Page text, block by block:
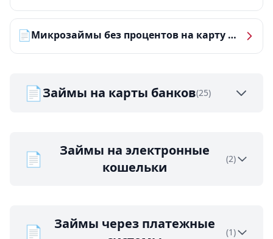
📄 Микрозаймы без процентов на карту — ТОП-10 за 2026 год
📄Займы на карты банков(25)
📄
Займы на электронные
кошельки
(2)
📄
Займы через платежные
(1)